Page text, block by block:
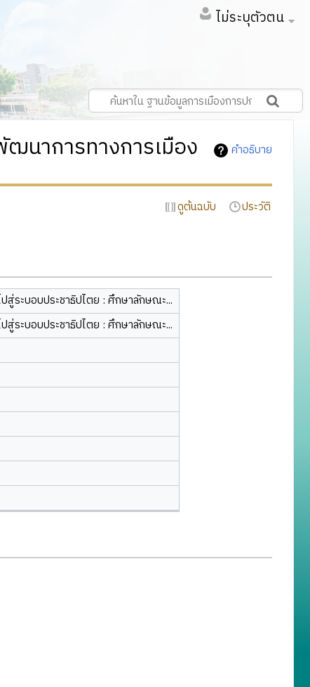
ไม่ระบุตัวตน
คำอธิบาย
นาการทางการเมือง
ดูต้นฉบับ ประวัติ
สู่ระบอบประชาธิปไตย : ศึกษาลักษณะ...
สู่ระบอบประชาธิปไตย : ศึกษาลักษณะ...